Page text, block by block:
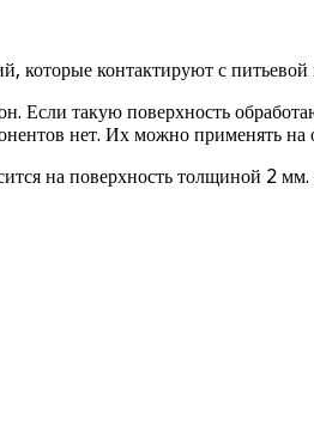
которые контактируют с питьевой
Если такую поверхность
нет. Их можно применять
на поверхность толщиной 2